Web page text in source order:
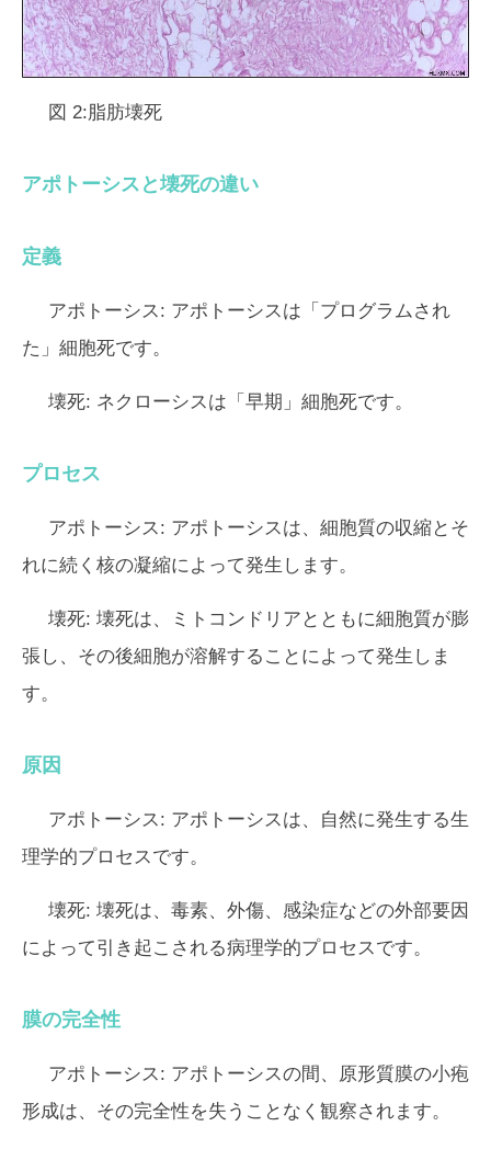
図 2:脂肪壊死
アポトーシスと壊死の違い
定義
アポトーシス: アポトーシスは「プログラムされ
た」細胞死です。
壊死: ネクローシスは「早期」細胞死です。
プロセス
アポトーシス: アポトーシスは、細胞質の収縮とそ
れに続く核の凝縮によって発生します。
壊死: 壊死は、ミトコンドリアとともに細胞質が膨
張し、その後細胞が溶解することによって発生しま
す。
原因
アポトーシス: アポトーシスは、自然に発生する生
理学的プロセスです。
壊死: 壊死は、毒素、外傷、感染症などの外部要因
によって引き起こされる病理学的プロセスです。
膜の完全性
アポトーシス: アポトーシスの間、原形質膜の小疱
形成は、その完全性を失うことなく観察されます。